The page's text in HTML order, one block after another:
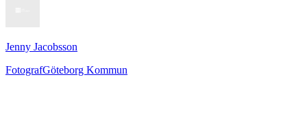
Jenny Jacobsson
FotografGöteborg Kommun